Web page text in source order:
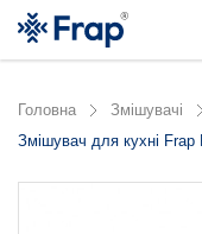
Головна Змішувачі
Змішувач для кухні Frap